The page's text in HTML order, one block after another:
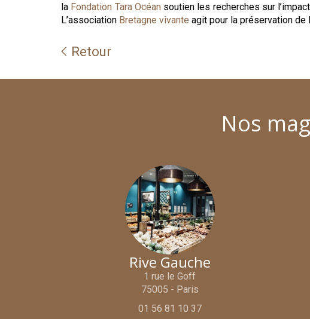
la Fondation Tara Océan soutien les recherches sur
L’association Bretagne vivante agit pour la préservation de
Retour
Nos
Rive Gauche
1 rue le Goff
75005 - Paris
01 56 81 10 37